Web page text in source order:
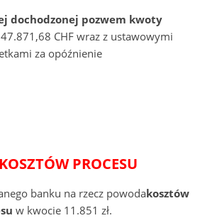
dochodzonej pozwem kwoty
CHF wraz z ustawowymi
za opóźnienie
PROCESU
banku na rzecz powodakosztów
w kwocie 11.851 zł.